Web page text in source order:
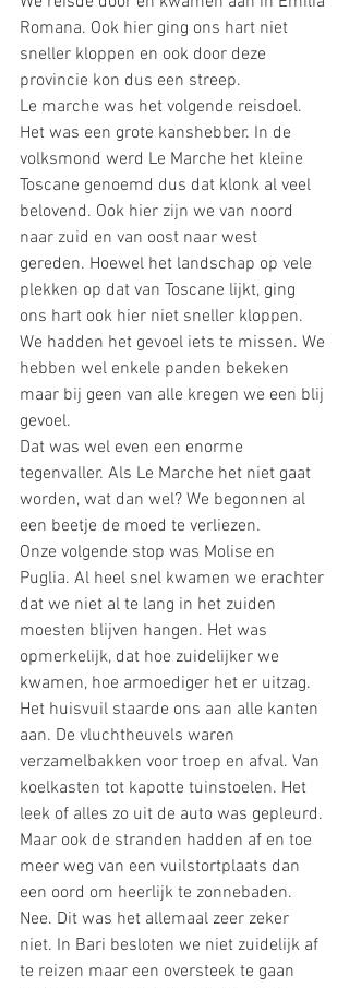
Romana. Ook hier ging ons hart niet
sneller kloppen en ook door deze
provincie kon dus een streep.
Le marche was het volgende reisdoel.
Het was een grote kanshebber. In de
volksmond werd Le Marche het kleine
Toscane genoemd dus dat klonk al veel
belovend. Ook hier zijn we van noord
naar zuid en van oost naar west
gereden. Hoewel het landschap op vele
plekken op dat van Toscane lijkt, ging
ons hart ook hier niet sneller kloppen.
We hadden het gevoel iets te missen. We
hebben wel enkele panden bekeken
maar bij geen van alle kregen we een blij
gevoel.
Dat was wel even een enorme
tegenvaller. Als Le Marche het niet gaat
worden, wat dan wel? We begonnen al
een beetje de moed te verliezen.
Onze volgende stop was Molise en
Puglia. Al heel snel kwamen we erachter
dat we niet al te lang in het zuiden
moesten blijven hangen. Het was
opmerkelijk, dat hoe zuidelijker we
kwamen, hoe armoediger het er uitzag.
Het huisvuil staarde ons aan alle kanten
aan. De vluchtheuvels waren
verzamelbakken voor troep en afval. Van
koelkasten tot kapotte tuinstoelen. Het
leek of alles zo uit de auto was gepleurd.
Maar ook de stranden hadden af en toe
meer weg van een vuilstortplaats dan
een oord om heerlijk te zonnebaden.
Nee. Dit was het allemaal zeer zeker
niet. In Bari besloten we niet zuidelijk af
te reizen maar een oversteek te gaan